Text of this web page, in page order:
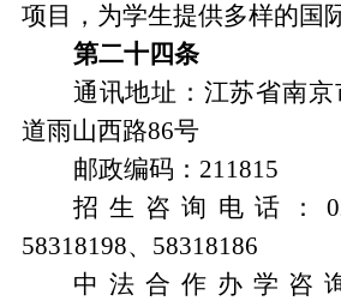
项目，为学生提供多样的国
第二十四条
通讯地址 ： 江苏省南
道雨山西路86号
邮政编码 ： 211815
招生咨询电话
：
58318198、 58318186
中法合作办学 咨